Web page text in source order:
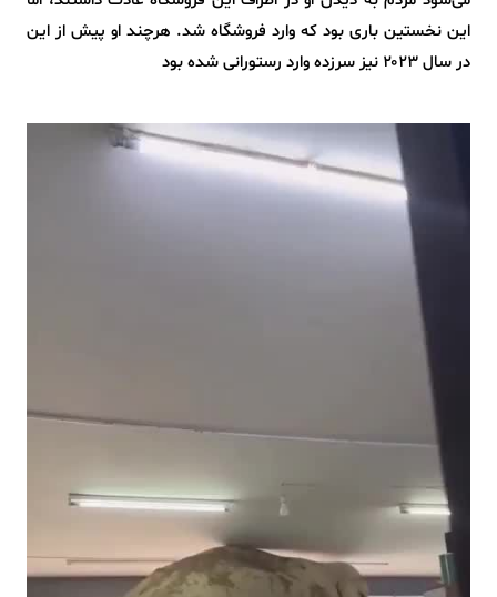
این نخستین باری بود که وارد فروشگاه شد. هرچند او پیش از این
در سال ۲۰۲۳ نیز سرزده وارد رستورانی شده بود